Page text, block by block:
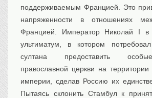
поддерживаемым Францией. Это
напряженности в отношениях
Францией. Император Николай I в
ультиматум, в котором
султана предоставить
православной церкви на
империи, сделав Россию их
Пытаясь склонить Стамбул к